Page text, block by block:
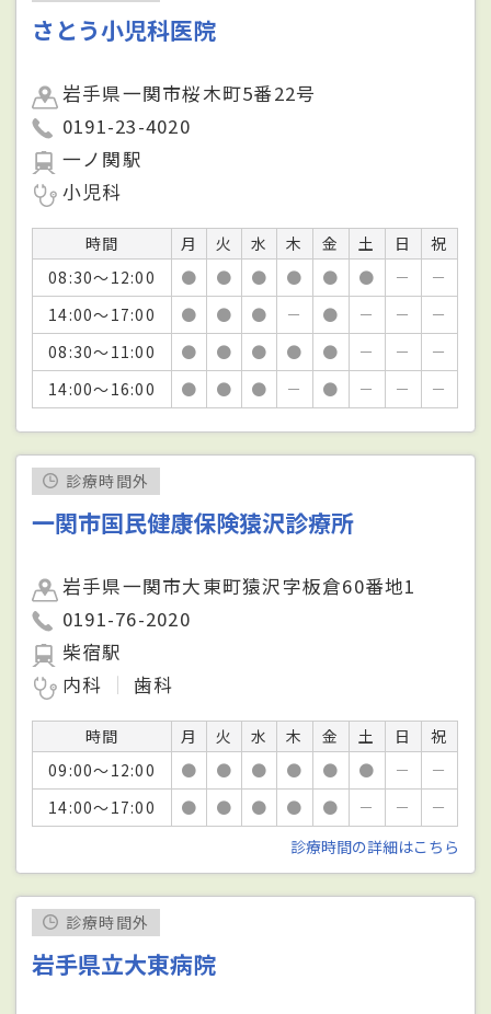
さとう小児科医院
岩手県一関市桜木町5番22号
0191-23-4020
一ノ関駅
小児科
時間 月 火 水 木 金 土 日
祝
08:30～12:00
● ● ● ● ● ● －
－
14:00～17:00
● ● ● － ● － －
－
08:30～11:00
● ● ● ● ● － －
－
14:00～16:00
● ● ● － ● － － －
診療時間外
一関市国民健康保険猿沢診療所
岩手県一関市大東町猿沢字板倉60番地1
0191-76-2020
柴宿駅
内科
歯科
時間 月 火 水 木 金 土 日
祝
09:00～12:00
● ● ● ● ● ● －
－
14:00～17:00
● ● ● ● ● － －
－
診療時間の詳細はこちら
診療時間外
岩手県立大東病院